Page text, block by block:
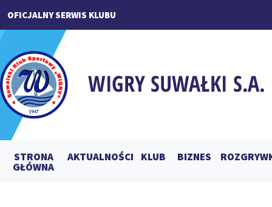
OFICJALNY SERWIS KLUBU
STRONA
GŁÓWNA
AKTUALNOŚCI KLUB BIZNES